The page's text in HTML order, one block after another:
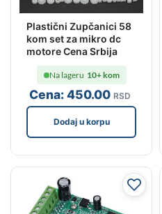
Plastični Zupčanici 58
kom set za mikro dc
motore Cena Srbija
Cena:450.00 RSD
Na lageru 10+ kom
Dodaj u korpu